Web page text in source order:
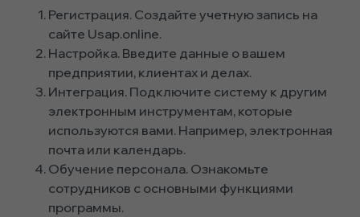
Регистрация. Создайте учетную запись на
сайте Usap.online.
Настройка. Введите данные о вашем
предприятии, клиентах и делах.
Интеграция. Подключите систему к другим
электронным инструментам, которые
используются вами. Например, электронная
почта или календарь.
Обучение персонала. Ознакомьте
сотрудников с основными функциями
программы.